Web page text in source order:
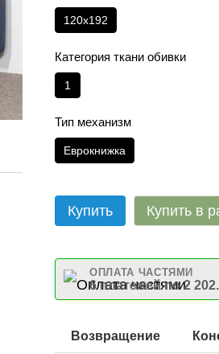
120х192
Категория ткани обивки
1
Тип механизм
Еврокнижка
Купить Купить в
ОПЛАТА ЧАСТЯМИ
6 платежей по 2
Возвращение